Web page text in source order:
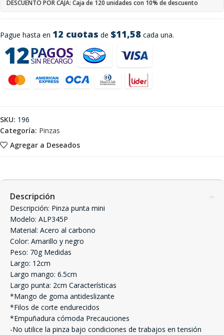
Pague hasta en 12 cuotas de $11,58 cada una.
DESCUENTO POR CAJA: Caja de 120 unidades con 10% de descuento
Agregar a Deseados
SKU: 196
Categoría: Pinzas
Descripción
Descripción: Pinza punta mini
Modelo: ALP345P
Material: Acero al carbono
Color: Amarillo y negro
Peso: 70g Medidas
Largo: 12cm
Largo mango: 6.5cm
Largo punta: 2cm Características
*Mango de goma antideslizante
*Filos de corte endurecidos
*Empuñadura cómoda Precauciones
-No utilice la pinza bajo condiciones de trabajos en tensión